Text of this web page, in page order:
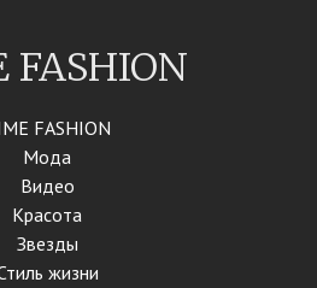
FASHION
FASHION
Мода
Видео
Красота
Звезды
жизни